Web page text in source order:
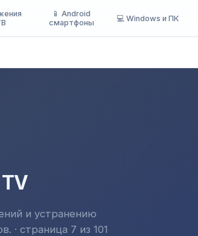
📱 Android
смартфоны
💻 Windows и ПК
и устранению
· страница 7 из 101